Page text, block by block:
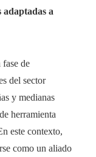
adaptadas a
de
del sector
y medianas
herramienta
este contexto,
como un aliado